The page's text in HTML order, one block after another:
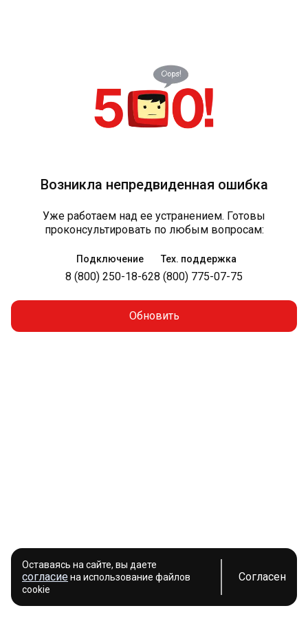
Возникла непредвиденная ошибка
Уже работаем над ее устранением. Готовы
проконсультировать по любым вопросам:
Подключение
8 (800) 250-18-62
Тех. поддержка
8 (800) 775-07-75
Обновить
Оставаясь на сайте, вы даете
согласиена использование файлов
cookie
Согласен